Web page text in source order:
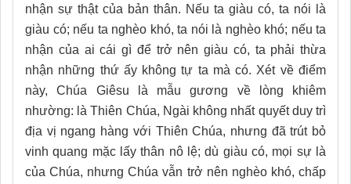
nhận sự thật của bản thân. Nếu ta giàu có, ta nói là
giàu có; nếu ta nghèo khó, ta nói là nghèo khó; nếu ta
nhận của ai cái gì để trở nên giàu có, ta phải thừa
nhận những thứ ấy không tự ta mà có. Xét về điểm
này, Chúa Giêsu là mẫu gương về lòng khiêm
nhường: là Thiên Chúa, Ngài không nhất quyết duy trì
địa vị ngang hàng với Thiên Chúa, nhưng đã trút bỏ
vinh quang mặc lấy thân nô lệ; dù giàu có, mọi sự là
của Chúa, nhưng Chúa vẫn trở nên nghèo khó, chấp